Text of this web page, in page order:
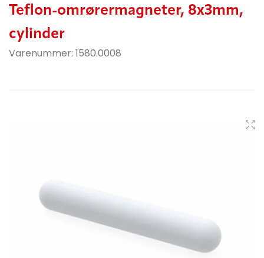
Teflon-omrørermagneter, 8x3mm,
cylinder
Varenummer: 1580.0008